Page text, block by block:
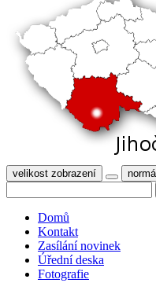
velikost zobrazení
Domů
Kontakt
Zasílání novinek
Úřední deska
Fotografie